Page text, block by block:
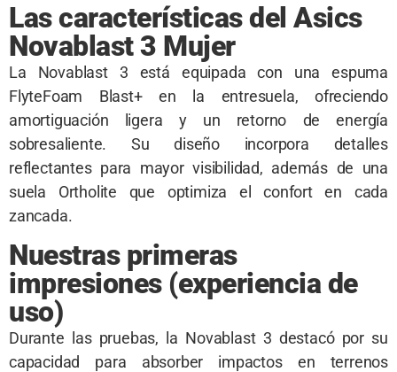
Las características del Asics
Novablast 3 Mujer
La Novablast 3 está equipada con una espuma
FlyteFoam Blast+ en la entresuela, ofreciendo
amortiguación ligera y un retorno de energía
sobresaliente. Su diseño incorpora detalles
reflectantes para mayor visibilidad, además de una
suela Ortholite que optimiza el confort en cada
zancada.
Nuestras primeras
impresiones (experiencia de
uso)
Durante las pruebas, la Novablast 3 destacó por su
capacidad para absorber impactos en terrenos